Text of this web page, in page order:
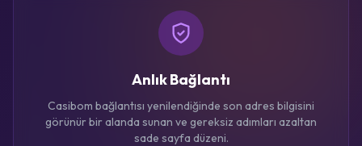
Anlık Bağlantı
Casibom bağlantısı yenilendiğinde son adres bilgisini
görünür bir alanda sunan ve gereksiz adımları azaltan
sade sayfa düzeni.